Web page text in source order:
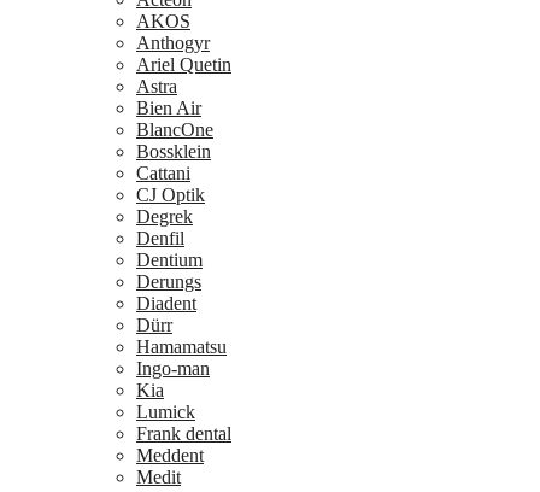
AKOS
Anthogyr
Ariel Quetin
Astra
Bien Air
BlancOne
Bossklein
Cattani
CJ Optik
Degrek
Denfil
Dentium
Derungs
Diadent
Dürr
Hamamatsu
Ingo-man
Kia
Lumick
Frank dental
Meddent
Medit